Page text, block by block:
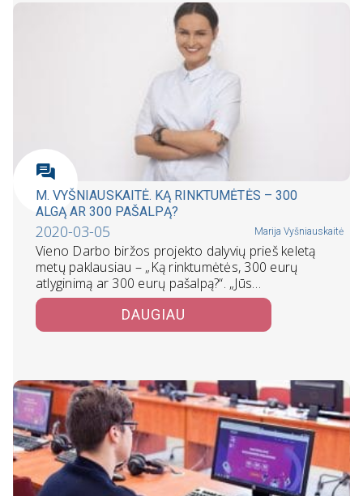
M. VYŠNIAUSKAITĖ. KĄ RINKTUMĖTĖS – 300
ALGĄ AR 300 PAŠALPĄ?
2020-03-05 Marija Vyšniauskaitė
Vieno Darbo biržos projekto dalyvių prieš keletą
metų paklausiau – „Ką rinktumėtės, 300 eurų
atlyginimą ar 300 eurų pašalpą?“. „Jūs…
DAUGIAU